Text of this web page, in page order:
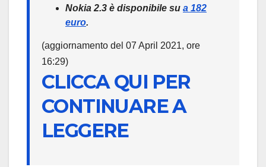
Nokia 2.3 è disponibile su a 182
euro.
(aggiornamento del 07 April 2021, ore
16:29)
CLICCA QUI PER
CONTINUARE A
LEGGERE